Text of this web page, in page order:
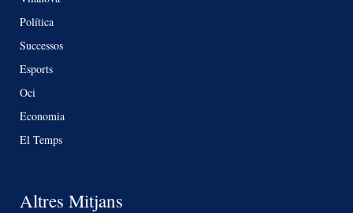
Política
Successos
Esports
Oci
Economia
El Temps
Altres Mitjans